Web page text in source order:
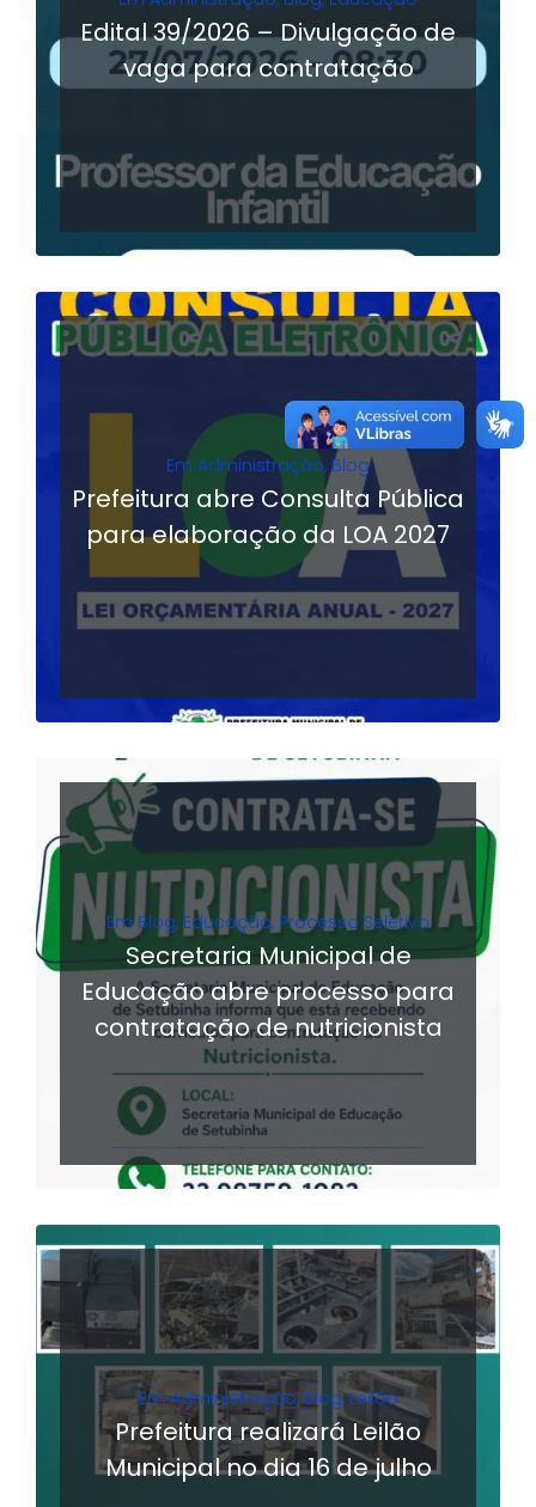
Edital 39/2026 – Divulgação de
vaga para contratação
Em Administração, Blog
Prefeitura abre Consulta Pública
para elaboração da LOA 2027
LER MAIS
EmBlog, Educação, Processo Seletivo
Secretaria Municipal de
Educação abre processo para
contratação de nutricionista
LER MAIS
EmAdministração, Blog,Leilão
Prefeitura realizará Leilão
Municipal no dia 16 de julho